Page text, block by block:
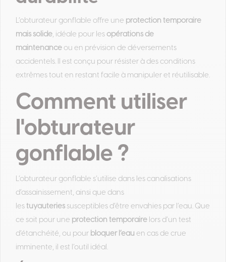
L’obturateur gonflable offre une protection temporaire
mais solide, idéale pour les opérations de
maintenance ou en prévision de déversements
accidentels. Il est conçu pour résister à des conditions
extrêmes tout en restant facile à manipuler et réutilisable.
Comment utiliser
l'obturateur
gonflable ?
L’obturateur gonflable s’utilise dans les canalisations
d’assainissement, ainsi que dans
les tuyauteries susceptibles d’être envahies par l’eau. Que
ce soit pour une protection temporaire lors d’un test
d’étanchéité, ou pour bloquer l’eau en cas de crue
imminente, il est l’outil idéal.